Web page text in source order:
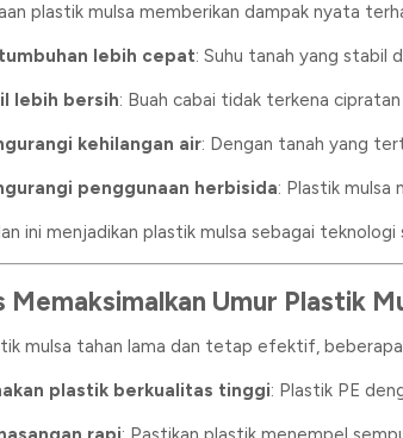
plastik mulsa memberikan dampak nyata
lebih cepat: Suhu tanah yang stabil
lebih bersih: Buah cabai tidak terkena
kehilangan air: Dengan tanah yang
penggunaan herbisida: Plastik mulsa
ini menjadikan plastik mulsa sebagai
Memaksimalkan Umur Plastik
mulsa tahan lama dan tetap efektif,
plastik berkualitas tinggi: Plastik PE